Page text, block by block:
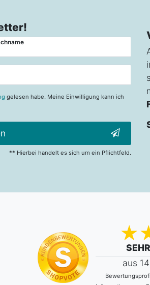
gelesen habe. Meine Einwilligung kann ich
** Hierbei handelt es sich um ein Pflichtfeld.
aus